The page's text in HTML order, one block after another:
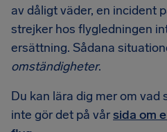
av dåligt väder, en incident
strejker hos flygledningen
ersättning. Sådana
omständigheter.
Du kan lära dig mer om vad
inte gör det på vårsida om